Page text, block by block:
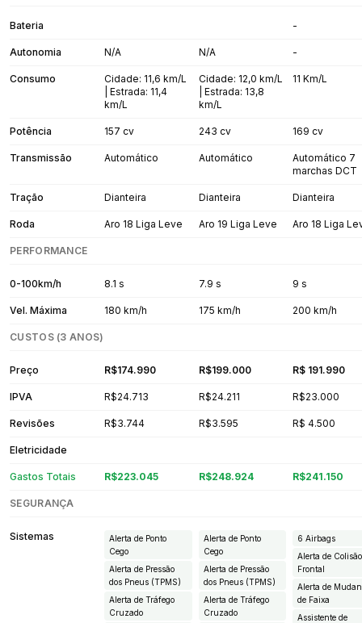
Bateria -
Autonomia N/A N/A -
Consumo
Cidade: 11,6 km/L
| Estrada: 11,4
km/L
Cidade: 12,0 km/L
| Estrada: 13,8
km/L
11 Km/L
Potência 157 cv 243 cv 169 cv
Transmissão Automático Automático
Automático 7
marchas DCT
Tração Dianteira Dianteira Dianteira
Roda Aro 18 Liga Leve Aro 19 Liga Leve Aro 18 Liga
PERFORMANCE
0-100km/h 8.1 s 7.9 s 9 s
Vel. Máxima 180 km/h 175 km/h 200 km/h
CUSTOS (3 ANOS)
Preço R$174.990 R$199.000 R$ 191.990
IPVA R$24.713 R$24.211 R$23.000
Revisões R$3.744 R$3.595 R$ 4.500
Eletricidade
Gastos Totais R$223.045 R$248.924 R$241.150
SEGURANÇA
Sistemas
Alerta de Ponto
Cego
Alerta de Pressão
dos Pneus (TPMS)
Alerta de Tráfego
Cruzado
Alerta de Ponto
Cego
Alerta de Pressão
dos Pneus (TPMS)
Alerta de Tráfego
Cruzado
6 Airbags
Alerta de Colisão
Frontal
Alerta de
de Faixa
Assistente de